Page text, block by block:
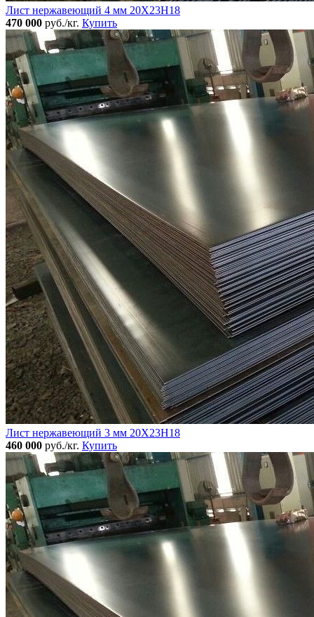
Лист нержавеющий 4 мм 20Х23Н18
470 000 руб./кг. Купить
Лист нержавеющий 3 мм 20Х23Н18
460 000 руб./кг. Купить